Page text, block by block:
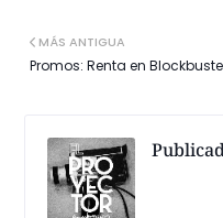
MÁS ANTIGUA
Promos: Renta en